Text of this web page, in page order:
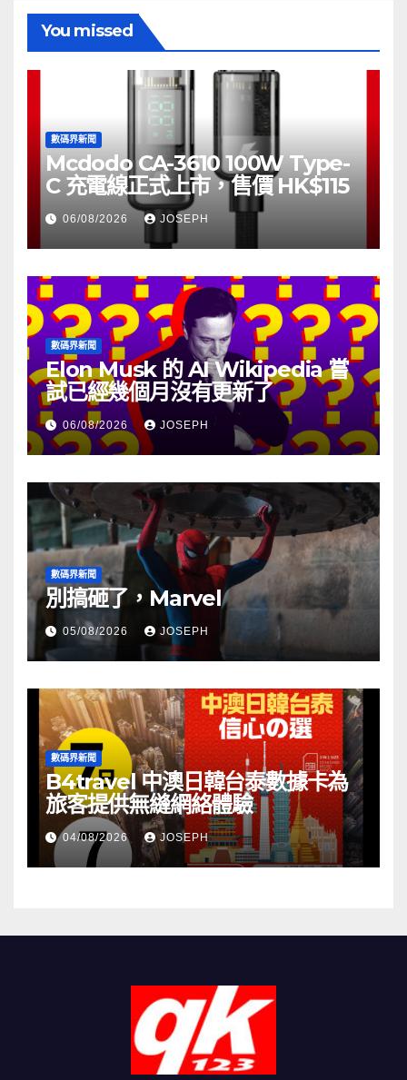
You missed
數碼界新聞
Mcdodo CA-3610 100W Type-
C 充電線正式上市，售價 HK$115
06/08/2026 JOSEPH
數碼界新聞
Elon Musk 的 AI Wikipedia 嘗
試已經幾個月沒有更新了
06/08/2026 JOSEPH
數碼界新聞
別搞砸了，Marvel
05/08/2026 JOSEPH
數碼界新聞
B4travel 中澳日韓台泰數據卡為
旅客提供無縫網絡體驗
04/08/2026 JOSEPH